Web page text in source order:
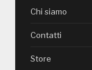
Chi siamo
Contatti
Store